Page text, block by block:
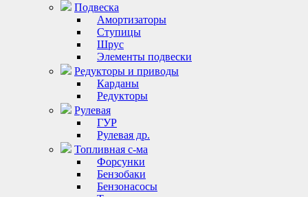
Подвеска
Амортизаторы
Ступицы
Шрус
Элементы подвески
Редукторы и приводы
Карданы
Редукторы
Рулевая
ГУР
Рулевая др.
Топливная с-ма
Форсунки
Бензобаки
Бензонасосы